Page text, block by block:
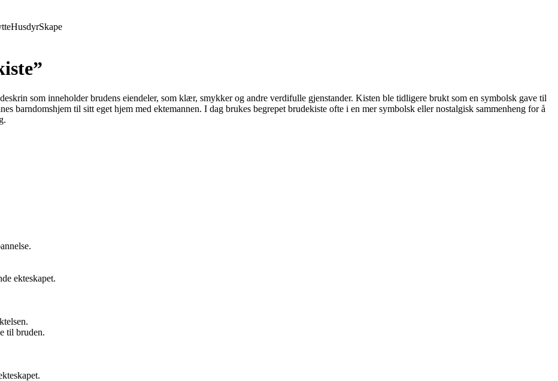
HusdyrSkape
som inneholder brudens eiendeler, som klær, smykker og andre verdifulle gjenstander. Kisten ble tidligere brukt som en symbolsk gave til
barndomshjem til sitt eget hjem med ektemannen. I dag brukes begrepet brudekiste ofte i en mer symbolsk eller nostalgisk sammenheng for å
ekteskapet.
til bruden.